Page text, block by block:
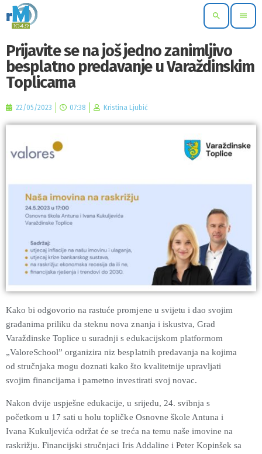
search menu
Prijavite se na još jedno zanimljivo
besplatno predavanje u Varaždinskim
Toplicama
22/05/2023 07:38 Kristina Ljubić
Kako bi odgovorio na rastuće promjene u svijetu i dao svojim
građanima priliku da steknu nova znanja i iskustva, Grad
Varaždinske Toplice u suradnji s edukacijskom platformom
„ValoreSchool” organizira niz besplatnih predavanja na kojima
od stručnjaka mogu doznati kako što kvalitetnije upravljati
svojim financijama i pametno investirati svoj novac.
Nakon dvije uspješne edukacije, u srijedu, 24. svibnja s
početkom u 17 sati u holu topličke Osnovne škole Antuna i
Ivana Kukuljevića održat će se treća na temu naše imovine na
raskrižju. Financijski stručnjaci Iris Addaline i Peter Kopinšek sa